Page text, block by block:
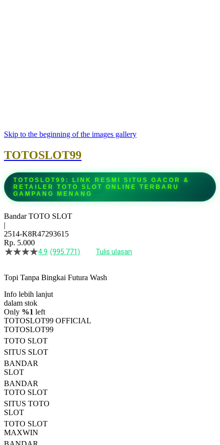
Skip to the beginning of the images gallery
TOTOSLOT99
TOTOSLOT99: LINK RESMI SITUS GACOR &
RETAILER TOTO SLOT ONLINE TERBARU
GAMPANG MENANG
Bandar TOTO SLOT
|
2514-K8R47293615
Rp. 5.000
4.5
bintang,
rating
rata-
rata.
Read
13
Reviews.
Tautan
halaman
yang
sama.
4.9 (995.771) Tulis ulasan
Topi Tanpa Bingkai Futura Wash
Info lebih lanjut
dalam stok
Only %1 left
TOTOSLOT99 OFFICIAL
TOTOSLOT99
TOTO SLOT
SITUS SLOT
BANDAR
SLOT
BANDAR
TOTO SLOT
SITUS TOTO
SLOT
TOTO SLOT
MAXWIN